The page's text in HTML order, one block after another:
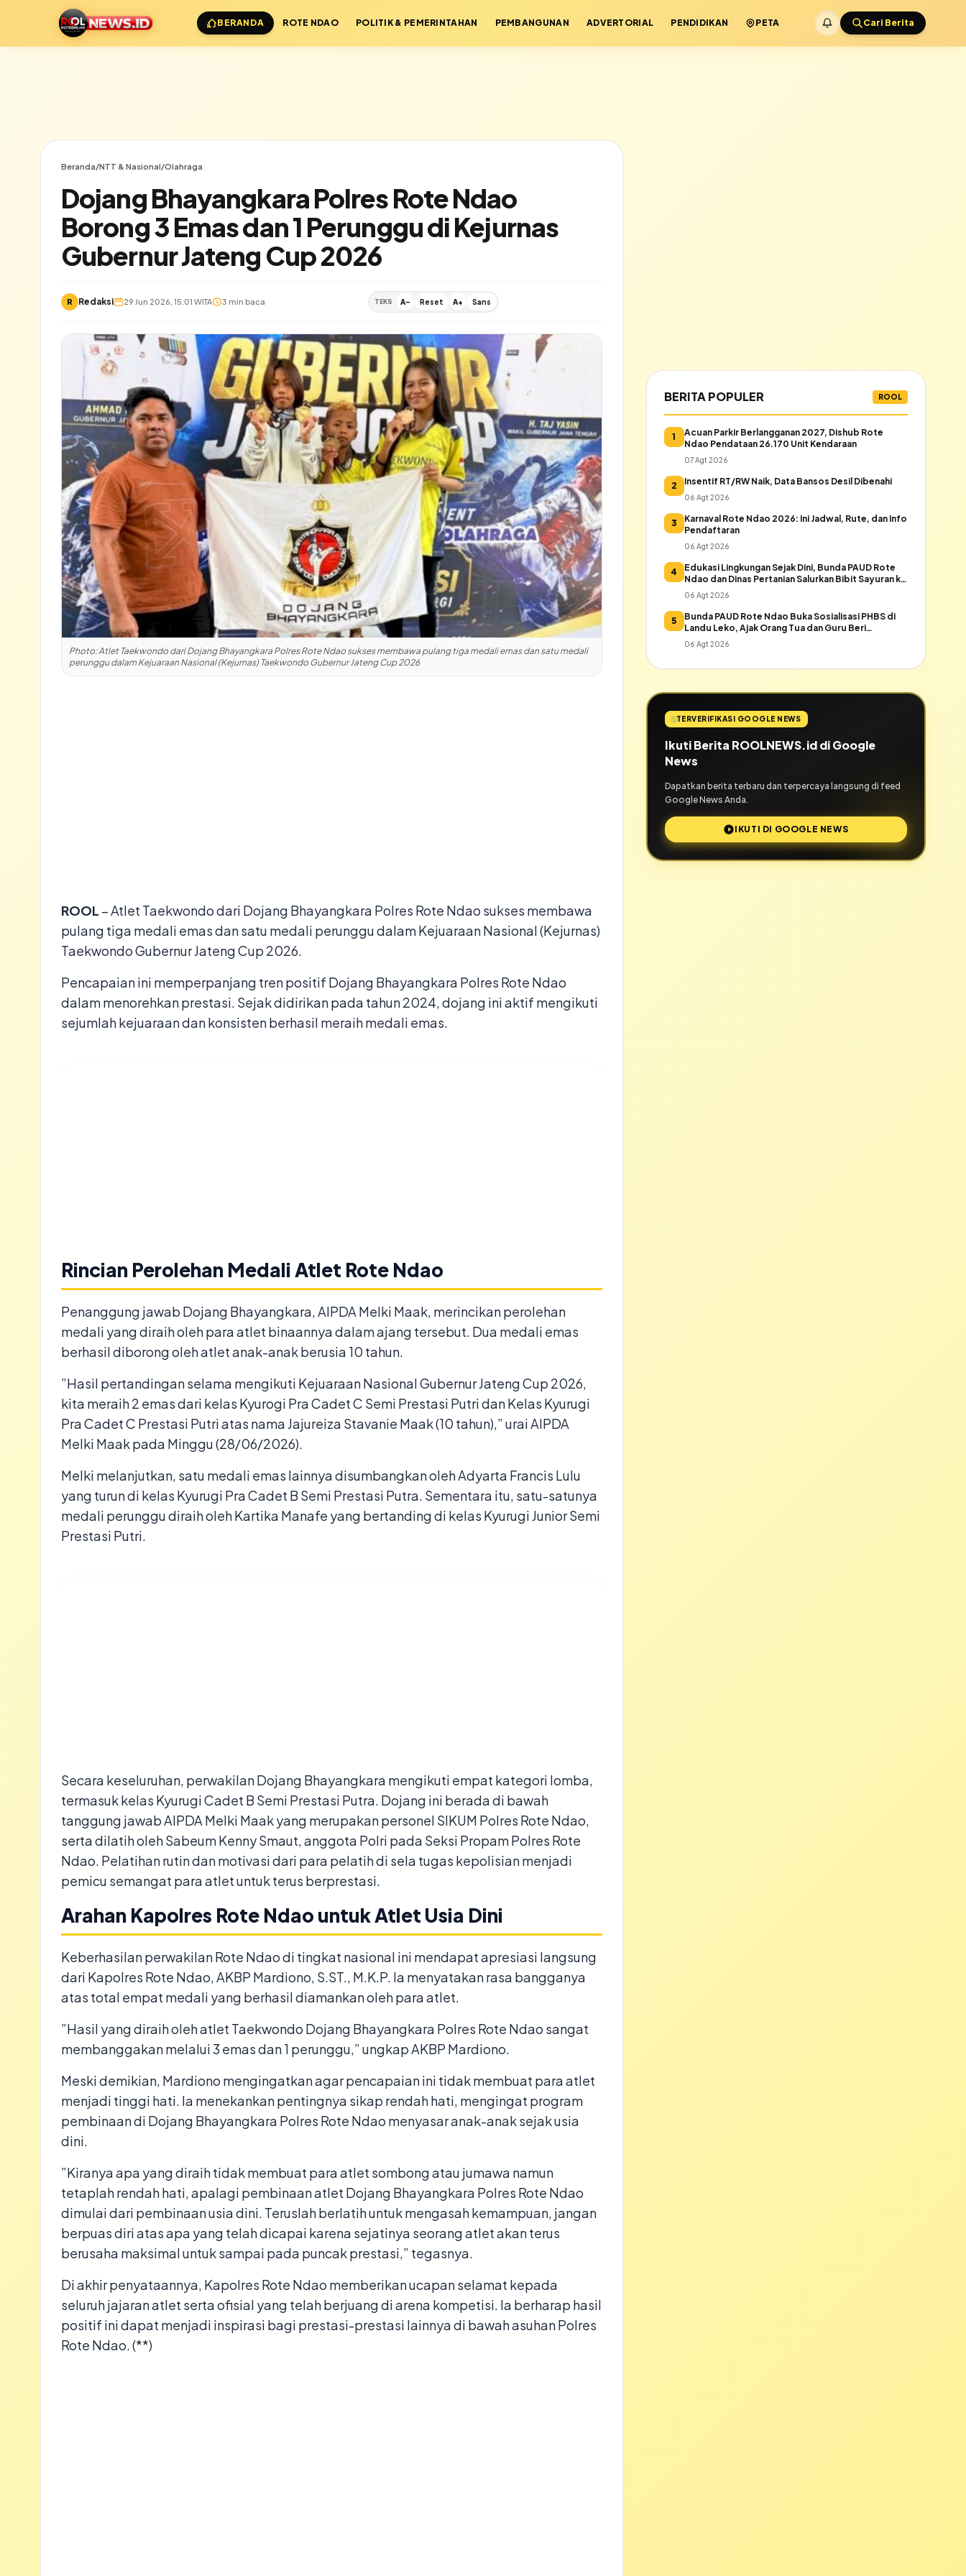
BERANDA ROTE NDAO POLITIK & PEMERINTAHAN PEMBANGUNAN ADVERTORIAL PENDIDIKAN PETA Cari Berita
Beranda/NTT & Nasional/Olahraga
Dojang Bhayangkara Polres Rote Ndao
Borong 3 Emas dan 1 Perunggu di Kejurnas
Gubernur Jateng Cup 2026
R Redaksi 29 Jun 2026, 15:01 WITA 3 min baca TEKS A- Reset A+ Sans
Photo: Atlet Taekwondo dari Dojang Bhayangkara Polres Rote Ndao sukses membawa pulang tiga medali emas dan satu medali
perunggu dalam Kejuaraan Nasional (Kejurnas) Taekwondo Gubernur Jateng Cup 2026
ROOL – Atlet Taekwondo dari Dojang Bhayangkara Polres Rote Ndao sukses membawa
pulang tiga medali emas dan satu medali perunggu dalam Kejuaraan Nasional (Kejurnas)
Taekwondo Gubernur Jateng Cup 2026.
​Pencapaian ini memperpanjang tren positif Dojang Bhayangkara Polres Rote Ndao
dalam menorehkan prestasi. Sejak didirikan pada tahun 2024, dojang ini aktif mengikuti
sejumlah kejuaraan dan konsisten berhasil meraih medali emas.
Rincian Perolehan Medali Atlet Rote Ndao
​Penanggung jawab Dojang Bhayangkara, AIPDA Melki Maak, merincikan perolehan
medali yang diraih oleh para atlet binaannya dalam ajang tersebut. Dua medali emas
berhasil diborong oleh atlet anak-anak berusia 10 tahun.
​”Hasil pertandingan selama mengikuti Kejuaraan Nasional Gubernur Jateng Cup 2026,
kita meraih 2 emas dari kelas Kyurogi Pra Cadet C Semi Prestasi Putri dan Kelas Kyurugi
Pra Cadet C Prestasi Putri atas nama Jajureiza Stavanie Maak (10 tahun),” urai AIPDA
Melki Maak pada Minggu (28/06/2026).
​Melki melanjutkan, satu medali emas lainnya disumbangkan oleh Adyarta Francis Lulu
yang turun di kelas Kyurugi Pra Cadet B Semi Prestasi Putra. Sementara itu, satu-satunya
medali perunggu diraih oleh Kartika Manafe yang bertanding di kelas Kyurugi Junior Semi
Prestasi Putri.
​Secara keseluruhan, perwakilan Dojang Bhayangkara mengikuti empat kategori lomba,
termasuk kelas Kyurugi Cadet B Semi Prestasi Putra. Dojang ini berada di bawah
tanggung jawab AIPDA Melki Maak yang merupakan personel SIKUM Polres Rote Ndao,
serta dilatih oleh Sabeum Kenny Smaut, anggota Polri pada Seksi Propam Polres Rote
Ndao. Pelatihan rutin dan motivasi dari para pelatih di sela tugas kepolisian menjadi
pemicu semangat para atlet untuk terus berprestasi.
Arahan Kapolres Rote Ndao untuk Atlet Usia Dini
​Keberhasilan perwakilan Rote Ndao di tingkat nasional ini mendapat apresiasi langsung
dari Kapolres Rote Ndao, AKBP Mardiono, S.ST., M.K.P. Ia menyatakan rasa bangganya
atas total empat medali yang berhasil diamankan oleh para atlet.
​”Hasil yang diraih oleh atlet Taekwondo Dojang Bhayangkara Polres Rote Ndao sangat
membanggakan melalui 3 emas dan 1 perunggu,” ungkap AKBP Mardiono.
​Meski demikian, Mardiono mengingatkan agar pencapaian ini tidak membuat para atlet
menjadi tinggi hati. Ia menekankan pentingnya sikap rendah hati, mengingat program
pembinaan di Dojang Bhayangkara Polres Rote Ndao menyasar anak-anak sejak usia
dini.
​”Kiranya apa yang diraih tidak membuat para atlet sombong atau jumawa namun
tetaplah rendah hati, apalagi pembinaan atlet Dojang Bhayangkara Polres Rote Ndao
dimulai dari pembinaan usia dini. Teruslah berlatih untuk mengasah kemampuan, jangan
berpuas diri atas apa yang telah dicapai karena sejatinya seorang atlet akan terus
berusaha maksimal untuk sampai pada puncak prestasi,” tegasnya.
​Di akhir penyataannya, Kapolres Rote Ndao memberikan ucapan selamat kepada
seluruh jajaran atlet serta ofisial yang telah berjuang di arena kompetisi. Ia berharap hasil
positif ini dapat menjadi inspirasi bagi prestasi-prestasi lainnya di bawah asuhan Polres
Rote Ndao. (**)
BERITA POPULER ROOL
1
Acuan Parkir Berlangganan 2027, Dishub Rote
Ndao Pendataan 26.170 Unit Kendaraan
07 Agt 2026
2 Insentif RT/RW Naik, Data Bansos Desil Dibenahi
06 Agt 2026
3
Karnaval Rote Ndao 2026: Ini Jadwal, Rute, dan Info
Pendaftaran
06 Agt 2026
4
Edukasi Lingkungan Sejak Dini, Bunda PAUD Rote
Ndao dan Dinas Pertanian Salurkan Bibit Sayuran ke
Warga Daeloni
06 Agt 2026
5
Bunda PAUD Rote Ndao Buka Sosialisasi PHBS di
Landu Leko, Ajak Orang Tua dan Guru Beri
Keteladanan
06 Agt 2026
TERVERIFIKASI GOOGLE NEWS
Ikuti Berita ROOLNEWS.id di Google
News
Dapatkan berita terbaru dan terpercaya langsung di feed
Google News Anda.
IKUTI DI GOOGLE NEWS
Lihat semua hasil →